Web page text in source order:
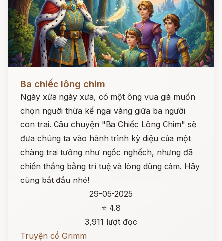
Ba chiếc lông chim
Ngày xửa ngày xưa, có một ông vua già muốn
chọn người thừa kế ngai vàng giữa ba người
con trai. Câu chuyện "Ba Chiếc Lông Chim" sẽ
đưa chúng ta vào hành trình kỳ diệu của một
chàng trai tưởng như ngốc nghếch, nhưng đã
chiến thắng bằng trí tuệ và lòng dũng cảm. Hãy
cùng bắt đầu nhé!
29-05-2025
⭐ 4.8
3,911 lượt đọc
Truyện cổ Grimm